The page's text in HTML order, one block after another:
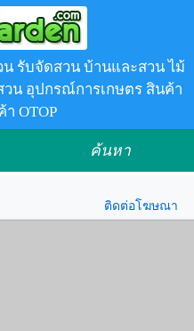
รับจัดสวน บ้านและสวน ไม้
น อุปกรณ์การเกษตร สินค้า
OTOP
ค้นหา
ติดต่อโฆษณา